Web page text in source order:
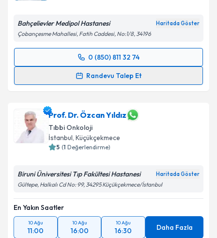
Bahçelievler Medipol Hastanesi Haritada Göster
Çobançesme Mahallesi, Fatih Caddesi, No:1/8, 34196
0 (850) 811 32 74
Randevu Talep Et
Randevu Takvimi Talebi
takvim hazırlandığında e-posta ile bilgilendireceğiz.
E-posta Adresiniz
Kişisel verilerimin işlenmesine ilişkin Aydınlatma
'ni okudum ve kişisel verilerimin belirtilen
kapsamda işlenmesini kabul ediyorum.
Takvim Talebini Gönder
Prof. Dr. Özcan Yıldız
Tıbbi Onkoloji
İstanbul, Küçükçekmece
5 (1 Değerlendirme)
Biruni Üniversitesi Tıp Fakültesi Hastanesi Haritada Göster
Gültepe, Halkalı Cd No: 99, 34295 Küçükçekmece/İstanbul
En Yakın Saatler
10 Ağu
11:00
10 Ağu
16:00
10 Ağu
16:30 Daha Fazla